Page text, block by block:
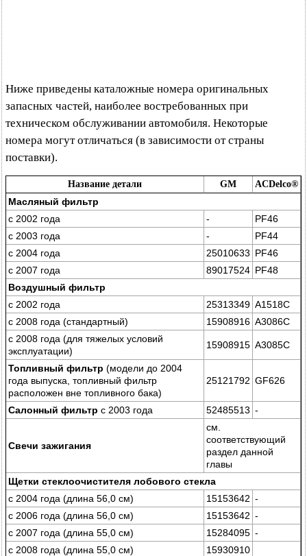
Ниже приведены каталожные номера оригинальных
запасных частей, наиболее востребованных при
техническом обслуживании автомобиля. Некоторые
номера могут отличаться (в зависимости от страны
поставки).
Название детали GM ACDelco®
Масляный фильтр
с 2002 года
-
PF46
с 2003 года
-
PF44
с 2004 года
25010633 PF46
с 2007 года
89017524 PF48
Воздушный фильтр
с 2002 года
25313349 А1518С
с 2008 года (стандартный)
15908916 А3086С
с 2008 года (для тяжелых условий
эксплуатации)
15908915 А3085С
Топливный фильтр (модели до 2004
года выпуска, топливный фильтр
расположен вне топливного бака)
25121792 GF626
Салонный фильтр с 2003 года 52485513 -
Свечи зажигания
см.
соответствующий
раздел данной
главы
Щетки стеклоочистителя лобового стекла
с 2004 года (длина 56,0 см)
15153642 -
с 2006 года (длина 56,0 см)
15153642 -
с 2007 года (длина 55,0 см)
15284095 -
с 2008 года (длина 55,0 см)
15930910